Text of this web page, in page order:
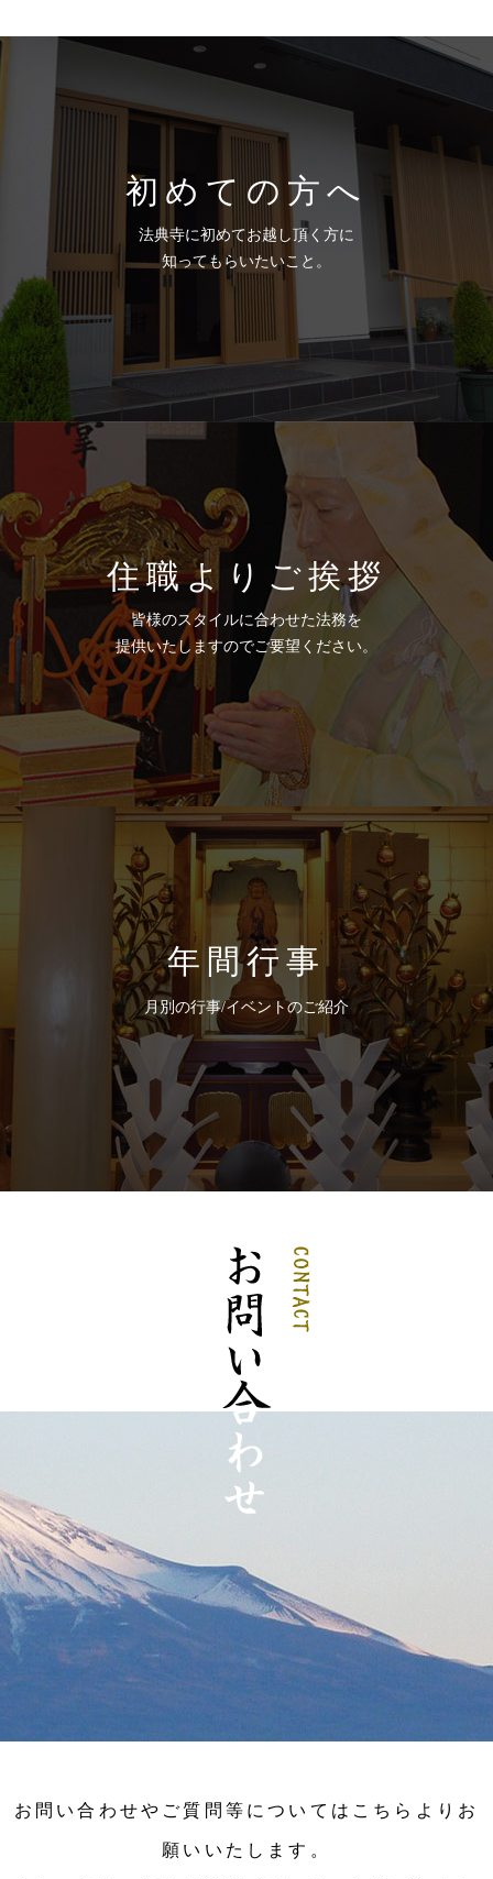
初めての方へ
法典寺に初めてお越し頂く方に
知ってもらいたいこと。
住職よりご挨拶
皆様のスタイルに合わせた法務を
提供いたしますのでご要望ください。
年間行事
月別の行事/イベントのご紹介
お問い合わせやご質問等についてはこちらよりお
願いいたします。